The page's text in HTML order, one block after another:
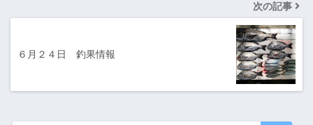
次の記事
６月２４日 釣果情報